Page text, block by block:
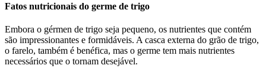
Fatos nutricionais do germe de trigo
Embora o gérmen de trigo seja pequeno, os nutrientes que contém
são impressionantes e formidáveis. A casca externa do grão de trigo,
o farelo, também é benéfica, mas o germe tem mais nutrientes
necessários que o tornam desejável.